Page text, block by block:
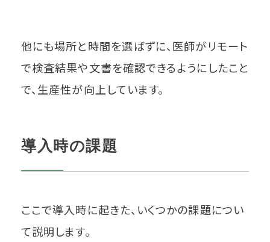
他にも場所と時間を選ばずに、医師がリモート
で検査結果や文書を確認できるようにしたこと
で、生産性が向上しています。
導入時の課題
ここで導入時に起きた、いくつかの課題につい
て説明します。